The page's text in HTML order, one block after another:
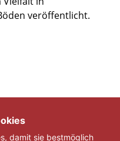
veröffentlicht.
damit sie bestmöglich